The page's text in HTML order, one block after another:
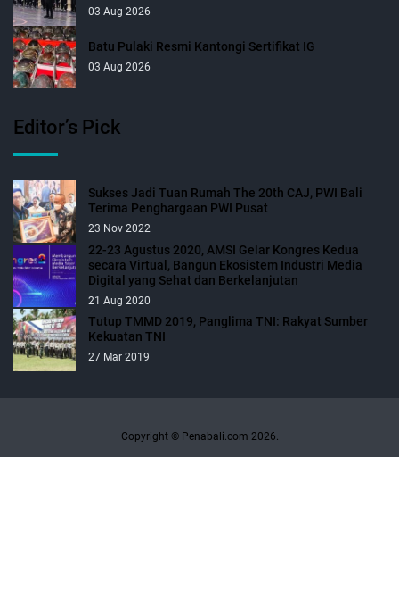
03 Aug 2026
Batu Pulaki Resmi Kantongi Sertifikat IG
03 Aug 2026
Editor’s Pick
Sukses Jadi Tuan Rumah The 20th CAJ, PWI Bali
Terima Penghargaan PWI Pusat
23 Nov 2022
22-23 Agustus 2020, AMSI Gelar Kongres Kedua
secara Virtual, Bangun Ekosistem Industri Media
Digital yang Sehat dan Berkelanjutan
21 Aug 2020
Tutup TMMD 2019, Panglima TNI: Rakyat Sumber
Kekuatan TNI
27 Mar 2019
Copyright © Penabali.com 2026.